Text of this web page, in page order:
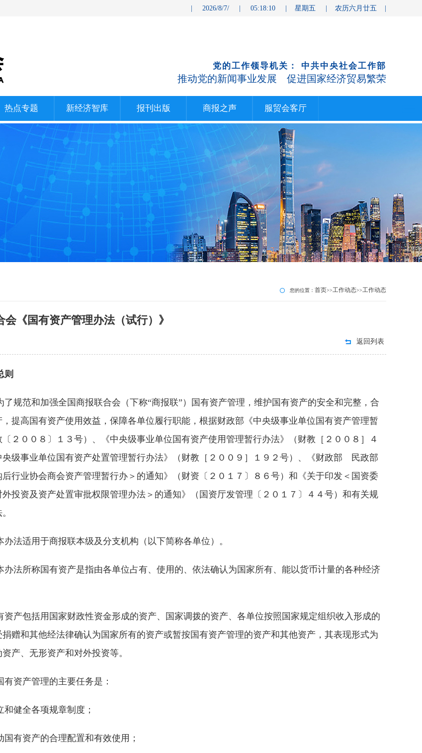
| 2026/8/7/ | 05:18:11 | 星期五 | 农历六月廿五 |
党的工作领导机关： 中共中央社会工作部
推动党的新闻事业发展 促进国家经济贸易繁荣
热点专题 新经济智库 报刊出版 商报之声 服贸会客厅
您的位置： 首页>>工作动态>>工作动态
会《国有资产管理办法（试行）》
返回列表
规范和加强全国商报联合会（下称“商报联”）国有资产管理，维护国有资产的安全和完整，合
提高国有资产使用效益，保障各单位履行职能，根据财政部《中央级事业单位国有资产管理暂
２００８〕１３号）、《中央级事业单位国有资产使用管理暂行办法》（财教［２００８］４
央级事业单位国有资产处置管理暂行办法》（财教［２００９］１９２号）、《财政部 民政部
行业协会商会资产管理暂行办＞的通知》（财资〔２０１７〕８６号）和《关于印发＜国资委
投资及资产处置审批权限管理办法＞的通知》（国资厅发管理〔２０１７〕４４号）和有关规
法适用于商报联本级及分支机构（以下简称各单位）。
法所称国有资产是指由各单位占有、使用的、依法确认为国家所有、能以货币计量的各种经济
资产包括用国家财政性资金形成的资产、国家调拨的资产、各单位按照国家规定组织收入形成的
赠和其他经法律确认为国家所有的资产或暂按国有资产管理的资产和其他资产，其表现形式为
产、无形资产和对外投资等。
资产管理的主要任务是：
和健全各项规章制度；
国有资产的合理配置和有效使用；